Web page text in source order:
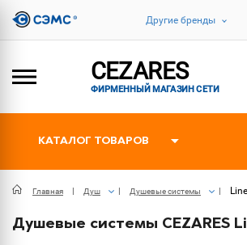
Другие бренды
CEZARES
ФИРМЕННЫЙ МАГАЗИН СЕТИ
КАТАЛОГ ТОВАРОВ
Главная Душ Душевые системы
Душевые системы CEZARES